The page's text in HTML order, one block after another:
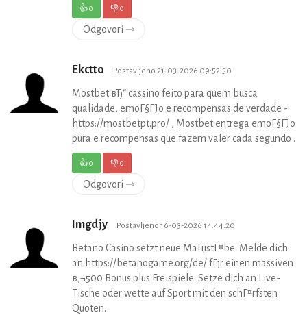
👍0 👎0
Odgovori ⇾
Ekctto Postavljeno 21-03-2026 09:52:50
Mostbet вЂ“ cassino feito para quem busca
qualidade, emoГ§ГЈo e recompensas de verdade -
https://mostbetpt.pro/ , Mostbet entrega emoГ§ГЈo
pura e recompensas que fazem valer cada segundo .
👍0 👎0
Odgovori ⇾
Imgdjy Postavljeno 16-03-2026 14:44:20
Betano Casino setzt neue MaГџstГ¤be. Melde dich
an https://betanogame.org/de/ fГјr einen massiven
в‚¬500 Bonus plus Freispiele. Setze dich an Live-
Tische oder wette auf Sport mit den schГ¤rfsten
Quoten.